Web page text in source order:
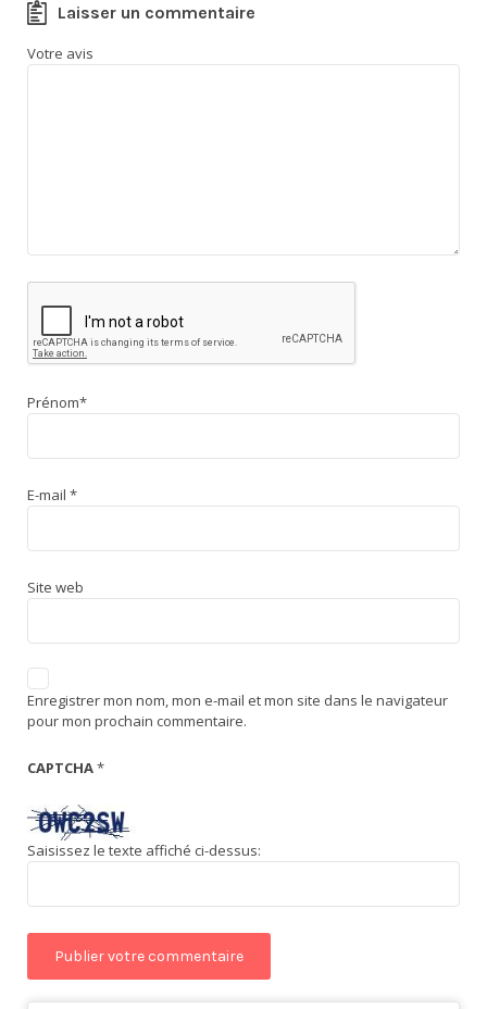
Laisser un commentaire
Votre avis
Prénom*
E-mail *
Site web
Enregistrer mon nom, mon e-mail et mon site dans le navigateur
pour mon prochain commentaire.
CAPTCHA*
Saisissez le texte affiché ci-dessus: